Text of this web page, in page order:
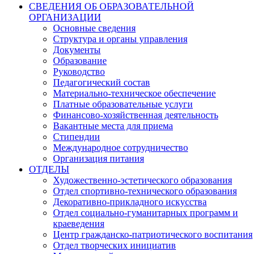
СВЕДЕНИЯ ОБ ОБРАЗОВАТЕЛЬНОЙ
ОРГАНИЗАЦИИ
Основные сведения
Структура и органы управления
Документы
Образование
Руководство
Педагогический состав
Материально-техническое обеспечение
Платные образовательные услуги
Финансово-хозяйственная деятельность
Вакантные места для приема
Стипендии
Международное сотрудничество
Организация питания
ОТДЕЛЫ
Художественно-эстетического образования
Отдел спортивно-технического образования
Декоративно-прикладного искусства
Отдел социально-гуманитарных программ и
краеведения
Центр гражданско-патриотического воспитания
Отдел творческих инициатив